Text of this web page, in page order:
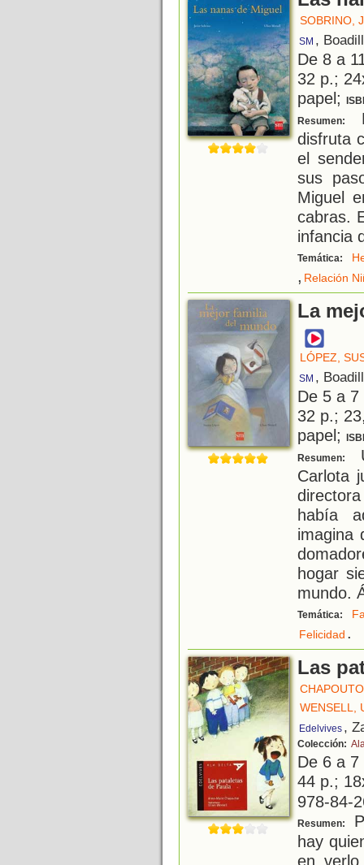
SOBRINO,
SM ,
De 8 a
32 p.;
papel;
Resumen:
disfruta
el
sus
Miguel
cabras.
infancia
Temática:
, Relación
La
LÓPEZ,
SM ,
De 5 a
32 p.;
papel;
Resumen:
Carlota
había
imagina
hogar
mundo.
Temática:
Felicidad .
Las
WENSELL,
Edelvives ,
Colección:
De 6 a
44 p.;
978-84-
Resumen:
hay
en